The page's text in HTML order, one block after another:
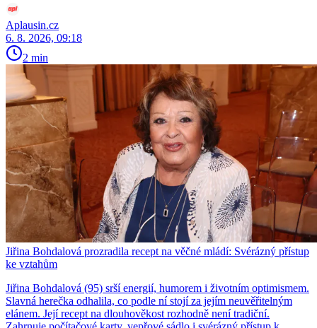
Aplausin.cz
6. 8. 2026, 09:18
2 min
Jiřina Bohdalová prozradila recept na věčné mládí: Svérázný přístup
ke vztahům
Jiřina Bohdalová (95) srší energií, humorem i životním optimismem.
Slavná herečka odhalila, co podle ní stojí za jejím neuvěřitelným
elánem. Její recept na dlouhověkost rozhodně není tradiční.